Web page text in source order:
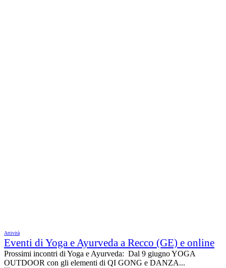
Attività
Eventi di Yoga e Ayurveda a Recco (GE) e online
Prossimi incontri di Yoga e Ayurveda: Dal 9 giugno YOGA
OUTDOOR con gli elementi di QI GONG e DANZA...